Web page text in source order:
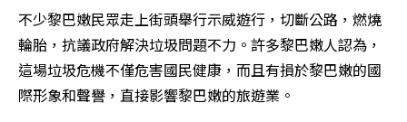
不少黎巴嫩民眾走上街頭舉行示威遊行，切斷公路，燃燒
輪胎，抗議政府解決垃圾問題不力。許多黎巴嫩人認為，
這場垃圾危機不僅危害國民健康，而且有損於黎巴嫩的國
際形象和聲譽，直接影響黎巴嫩的旅遊業。